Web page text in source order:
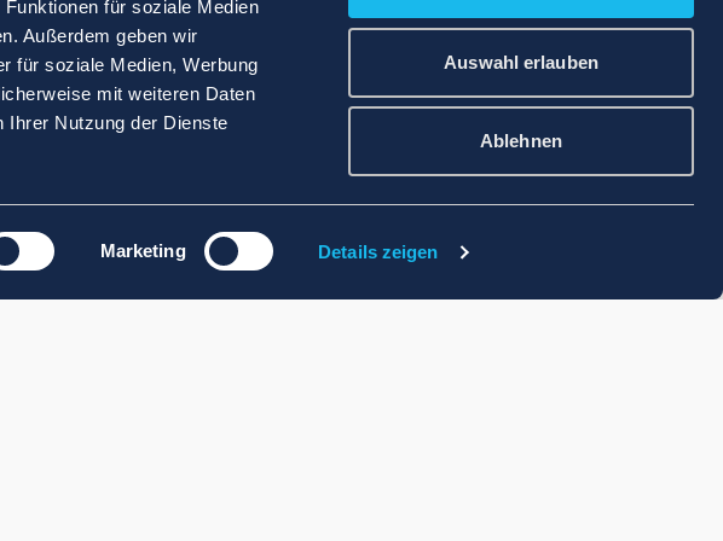
für soziale Medien
Außerdem geben wir
für soziale Medien, Werbung
mit weiteren Daten
Ihrer Nutzung der Dienste
Marketing Details zeigen
Auswahl erlauben
Ablehnen